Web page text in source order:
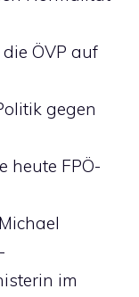
ÖVP auf
gegen
heute FPÖ-
im